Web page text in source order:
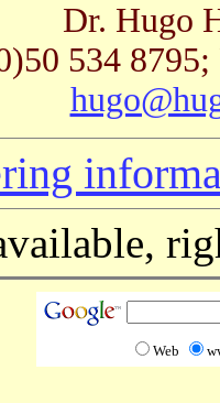
Dr. Hugo
534
Web